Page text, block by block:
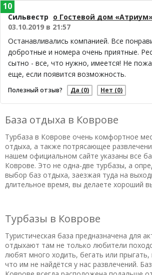
Сильвестр о Гостевой дом
03.10.2019 в 21:57
Останавливались компанией. Все
добротные и номера очень приятные.
сытно - все, что нужно, имеется! Не
еще, если появится возможность.
Полезный отзыв? Да (0) Нет (0)
10
База отдыха в Коврове
Турбаза в Коврове очень комфортное
отдыха, а также потрясающее
нашем официальном сайте указаны все
Коврове. Это не одна-две турбазы, а
выбор баз отдыха, заезжая туда на
длительное время, вы делаете хороший
Турбазы в Коврове
Туристическая база предназначена для
отдыхают там не только любители
любят много ходить, бегать или прыгать,
что им не найдётся у нас развлечений.